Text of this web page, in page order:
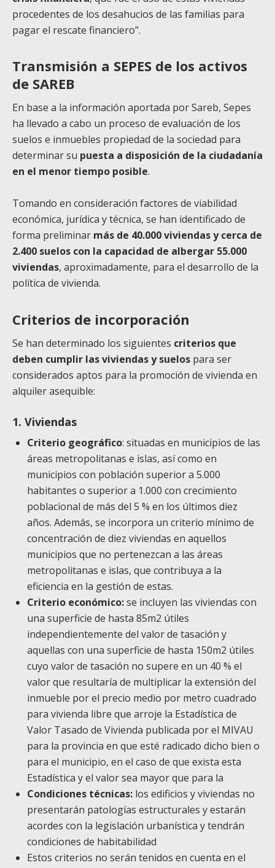
procedentes de los desahucios de las familias para
pagar el rescate financiero”.
Transmisión a SEPES de los activos
de SAREB
En base a la información aportada por Sareb, Sepes
ha llevado a cabo un proceso de evaluación de los
suelos e inmuebles propiedad de la sociedad para
determinar su puesta a disposición de la ciudadanía
en el menor tiempo posible.
Tomando en consideración factores de viabilidad
económica, jurídica y técnica, se han identificado de
forma preliminar más de 40.000 viviendas y cerca de
2.400 suelos con la capacidad de albergar 55.000
viviendas, aproximadamente, para el desarrollo de la
política de vivienda.
Criterios de incorporación
Se han determinado los siguientes criterios que
deben cumplir las viviendas y suelos para ser
considerados aptos para la promoción de vivienda en
alquiler asequible:
1. Viviendas
Criterio geográfico: situadas en municipios de las
áreas metropolitanas e islas, así como en
municipios con población superior a 5.000
habitantes o superior a 1.000 con crecimiento
poblacional de más del 5 % en los últimos diez
años. Además, se incorpora un criterio mínimo de
concentración de diez viviendas en aquellos
municipios que no pertenezcan a las áreas
metropolitanas e islas, que contribuya a la
eficiencia en la gestión de estas.
Criterio económico:se incluyen las viviendas con
una superficie de hasta 85m2 útiles
independientemente del valor de tasación y
aquellas con una superficie de hasta 150m2 útiles
cuyo valor de tasación no supere en un 40 % el
valor que resultaría de multiplicar la extensión del
inmueble por el precio medio por metro cuadrado
para vivienda libre que arroje la Estadística de
Valor Tasado de Vivienda publicada por el MIVAU
para la provincia en que esté radicado dicho bien o
para el municipio, en el caso de que exista esta
Estadística y el valor sea mayor que para la
Condiciones técnicas: los edificios y viviendas no
presentarán patologías estructurales y estarán
acordes con la legislación urbanística y tendrán
condiciones de habitabilidad
Estos criterios no serán tenidos en cuenta en el